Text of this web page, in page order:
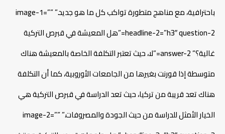
باحترافية، مع مناهج متطورة تواكب كل ما هو جديد.” image-1=””
headline-2=”h3″ question-2=”هل المعيشة في قبرص التركية
غالية؟” answer-2=”لا، حيث تعتبر التكلفة الخاصة بالمعيشة هناك
متوسطة إذا قورنت بغيرها من الجامعات الأوروبية، كما أن التكلفة
هناك تعد قريبة من تركيا، حيث تعد الدراسة في قبرص التركية هي
الخيار الأمثل للدراسة من حيث الجودة والمصروفات.” image-2=””